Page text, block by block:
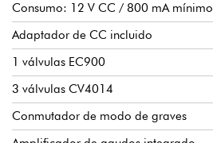
Consumo: 12 V CC / 800 mA mínimo
Adaptador de CC incluido
1 válvulas EC900
3 válvulas CV4014
Conmutador de modo de graves